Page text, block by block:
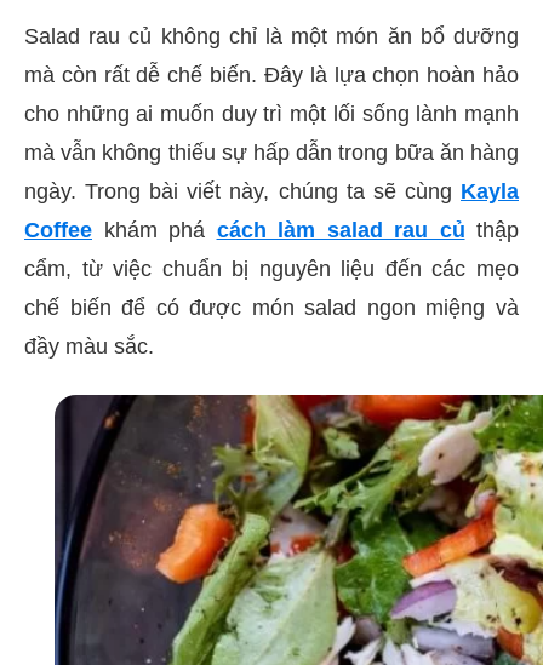
Salad rau củ không chỉ là một món ăn bổ dưỡng
mà còn rất dễ chế biến. Đây là lựa chọn hoàn hảo
cho những ai muốn duy trì một lối sống lành mạnh
mà vẫn không thiếu sự hấp dẫn trong bữa ăn hàng
ngày. Trong bài viết này, chúng ta sẽ cùng Kayla
Coffee khám phá cách làm salad rau củ thập
cẩm, từ việc chuẩn bị nguyên liệu đến các mẹo
chế biến để có được món salad ngon miệng và
đầy màu sắc.